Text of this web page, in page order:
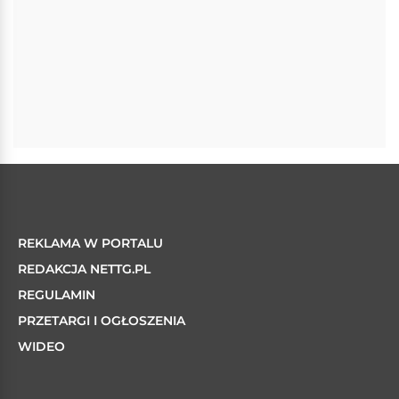
REKLAMA W PORTALU
REDAKCJA NETTG.PL
REGULAMIN
PRZETARGI I OGŁOSZENIA
WIDEO